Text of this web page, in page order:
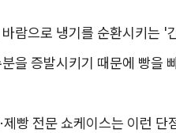
람으로 냉기를 순환시키는 '
을 증발시키기 때문에 빵을
제빵 전문 쇼케이스는 이런